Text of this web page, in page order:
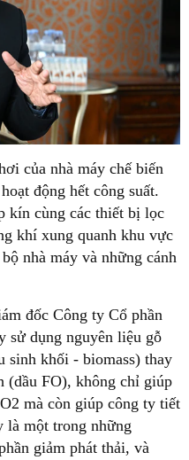
của nhà máy chế biến
động hết công suất.
kín cùng các thiết bị lọc
khí xung quanh khu vực
nhà máy và những cánh
đốc Công ty Cổ phần
sử dụng nguyên liệu gỗ
sinh khối - biomass) thay
(dầu FO), không chỉ giúp
mà còn giúp công ty tiết
là một trong những
giảm phát thải, và